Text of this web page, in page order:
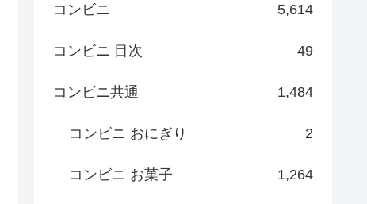
コンビニ 5,614
コンビニ 目次 49
コンビニ共通 1,484
コンビニ おにぎり 2
コンビニ お菓子 1,264